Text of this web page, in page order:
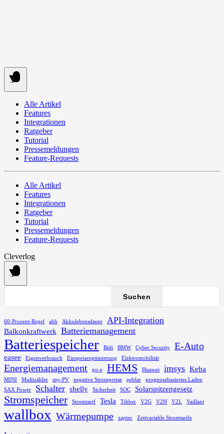
Springe
zum
Inhalt
Alle Artikel
Features
Integrationen
Ratgeber
Tutorial
Pressemeldungen
Feature-Requests
Alle Artikel
Features
Integrationen
Ratgeber
Tutorial
Pressemeldungen
Feature-Requests
Cleverlog
Suchen
Suchen
60-Prozent-Regel abb Akkulebensdauer API-Integration
Balkonkraftwerk Batteriemanagement
Batteriespeicher Bidi BMW Cyber Security E-Auto
easee Eigenverbrauch Einspeiseoptimierung Elektromobilität
Energiemanagement go-e HEMS Huawei imsys Keba
MINI Multizähler my-PV negative Strompreise peblar
prognosebasiertes Laden
SAX Power
Schalter shelly Sicherheit SOC Solarspitzengesetz
Stromspeicher Stromtarif Tesla Tibber V2G V2H V2L Vaillant
wallbox Wärmepumpe zaptec Zeitvariable Stromtarife